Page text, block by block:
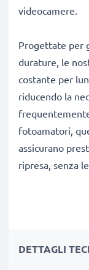
videocamere.
Progettate per
durature, le
costante per
riducendo la
fotoamatori,
assicurano
ripresa, senza
F55, CCD-380,
DETTAGLI